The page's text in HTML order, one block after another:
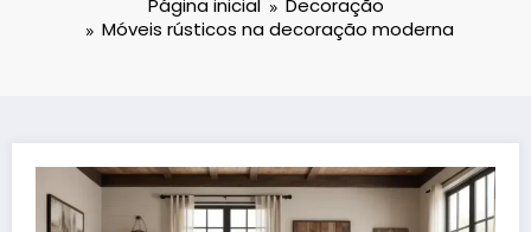
Página inicial
Decoração
Móveis rústicos na decoração moderna